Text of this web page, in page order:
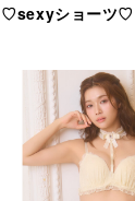
♡sexyショーツ♡